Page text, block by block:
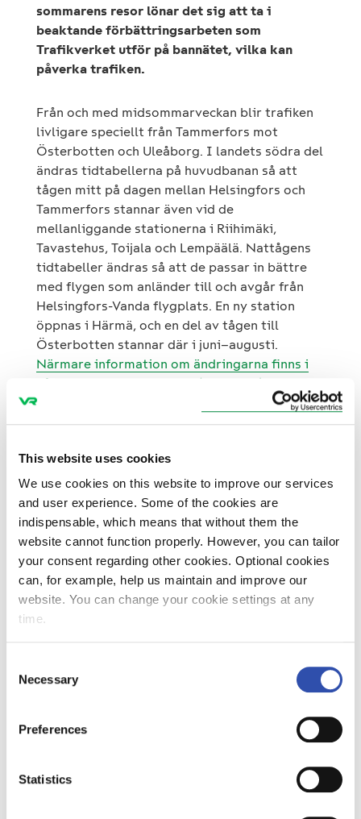
This website uses cookies
We use cookies on this website to improve our services
and user experience. Some of the cookies are
indispensable, which means that without them the
website cannot function properly. However, you can tailor
your consent regarding other cookies. Optional cookies
can, for example, help us maintain and improve our
website. You can change your cookie settings at any
time.
Selection
Necessary
Preferences
Statistics
sommarens resor lönar det sig att ta i
beaktande förbättringsarbeten som
Trafikverket utför på bannätet, vilka kan
påverka trafiken.
Från och med midsommarveckan blir trafiken
livligare speciellt från Tammerfors mot
Österbotten och Uleåborg. I landets södra del
ändras tidtabellerna på huvudbanan så att
tågen mitt på dagen mellan Helsingfors och
Tammerfors stannar även vid de
mellanliggande stationerna i Riihimäki,
Tavastehus, Toijala och Lempäälä. Nattågens
tidtabeller ändras så att de passar in bättre
med flygen som anländer till och avgår från
Helsingfors-Vanda flygplats. En ny station
öppnas i Härmä, och en del av tågen till
Österbotten stannar där i juni–augusti.
Närmare information om ändringarna finns i
vårt tidigare meddelande (23.2.2017)
Nya tågtidtabeller publiceras och biljetter
sparbiljetterna kan som förut köpas 60 dagar
före resan. Tidtabellerna gäller från den 19 juni
till den 9 december 2017. Tidtabellerna för
huvudstadsregionens närtrafik publiceras
samtidigt, och de gäller fram till den 13
augusti.
– Tåget är ett utmärkt val för en bekymmersfri
sommarresa runtom i landet. Vi har lagt till
resandet norrut har ökat kraftigt från början
av året. Till exempel mellan Uleåborg och
med mer än 25 procent. Även resor till
utlandet kan börja med en tågresa, då man nu
till Helsingfors-Vanda flygplats. Nattågens